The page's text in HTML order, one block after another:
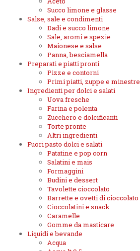
Succo limone e glasse
Salse, sale e condimenti
Dadi e succo limone
Sale, aromi e spezie
Maionese e salse
Panna, besciamella
Preparati e piatti pronti
Pizze e contorni
Primi piatti, zuppe e minestre
Ingredienti per dolci e salati
Uova fresche
Farina e polenta
Zucchero e dolcificanti
Torte pronte
Altri ingredienti
Fuori pasto dolci e salati
Patatine e pop corn
Salatini e mais
Formaggini
Budini e dessert
Tavolette cioccolato
Barrette e ovetti di cioccolato
Cioccolatini e snack
Caramelle
Gomme da masticare
Liquidi e bevande
Acqua